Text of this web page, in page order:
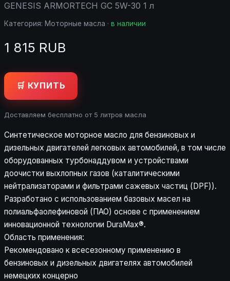
GENESIS ARMORTECH GC 5W-30 1 л
Категория: Моторные масла · в наличии
1 815 RUB
🛒 КУПИТЬ
Доставляем бесплатно от 5 литров масла
Синтетическое моторное масло для бензиновых и
дизельных двигателей легковых автомобилей, в том числе
оборудованных турбонаддувом и устройствами
доочистки выхлопных газов (каталитическими
нейтрализаторами и фильтрами сажевых частиц (DPF)).
Разработано с использованием базовых масел на
полиальфаолефиновой (ПАО) основе с применением
инновационной технологии DuraMax®.
Область применения:
Рекомендовано к всесезонному применению в
бензиновых и дизельных двигателях автомобилей
немецких концерно